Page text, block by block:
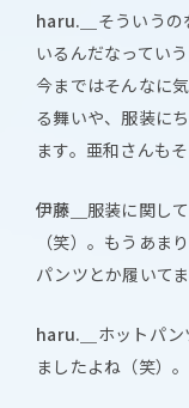
haru.＿ そういう
いるんだなってい
今まではそんなに
る舞いや、服装に
ます。亜和さんも
伊藤＿ 服装に関し
（笑）。もうあま
パンツとか履いて
haru.＿ ホットパ
ましたよね（笑）。